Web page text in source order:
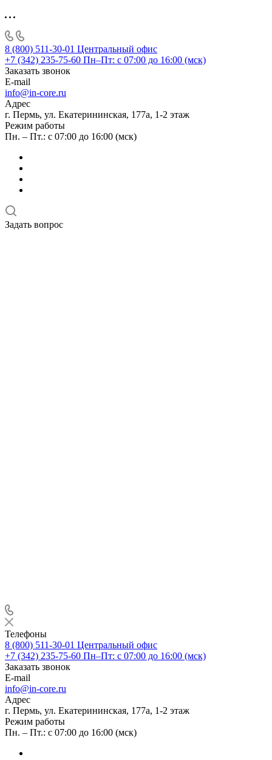
8 (800) 511-30-01 Центральный офис
+7 (342) 235-75-60 Пн–Пт: с 07:00 до 16:00 (мск)
Заказать звонок
E-mail
info@in-core.ru
Адрес
г. Пермь, ул. ​Екатерининская, 177а, ​1-2 этаж
Режим работы
Пн. – Пт.: с 07:00 до 16:00 (мск)
Задать вопрос
Телефоны
8 (800) 511-30-01 Центральный офис
+7 (342) 235-75-60 Пн–Пт: с 07:00 до 16:00 (мск)
Заказать звонок
E-mail
info@in-core.ru
Адрес
г. Пермь, ул. ​Екатерининская, 177а, ​1-2 этаж
Режим работы
Пн. – Пт.: с 07:00 до 16:00 (мск)